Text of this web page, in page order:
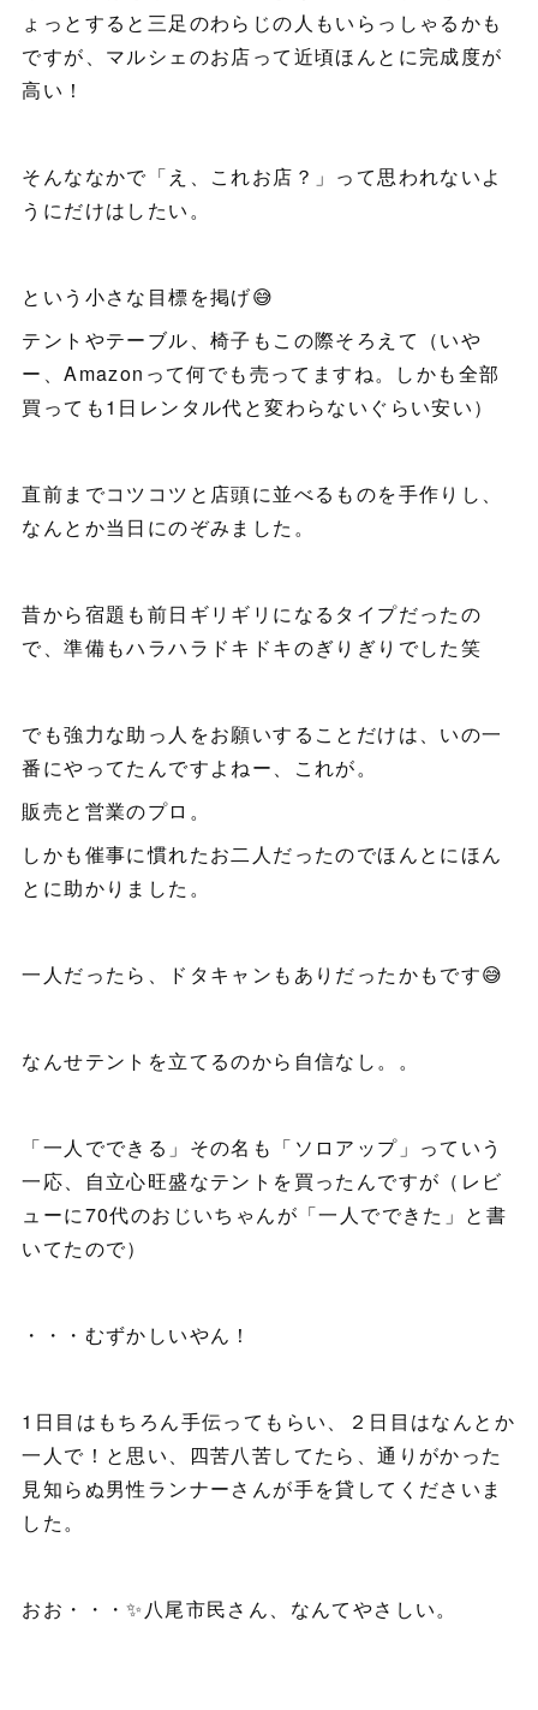
ょっとすると三足のわらじの人もいらっしゃるかも
ですが、マルシェのお店って近頃ほんとに完成度が
高い！
そんななかで「え、これお店？」って思われないよ
うにだけはしたい。
という小さな目標を掲げ😅
テントやテーブル、椅子もこの際そろえて（いや
ー、Amazonって何でも売ってますね。しかも全部
買っても1日レンタル代と変わらないぐらい安い）
直前までコツコツと店頭に並べるものを手作りし、
なんとか当日にのぞみました。
昔から宿題も前日ギリギリになるタイプだったの
で、準備もハラハラドキドキのぎりぎりでした笑
でも強力な助っ人をお願いすることだけは、いの一
番にやってたんですよねー、これが。
販売と営業のプロ。
しかも催事に慣れたお二人だったのでほんとにほん
とに助かりました。
一人だったら、ドタキャンもありだったかもです😅
なんせテントを立てるのから自信なし。。
「一人でできる」その名も「ソロアップ」っていう
一応、自立心旺盛なテントを買ったんですが（レビ
ューに70代のおじいちゃんが「一人でできた」と書
いてたので）
・・・むずかしいやん！
1日目はもちろん手伝ってもらい、２日目はなんとか
一人で！と思い、四苦八苦してたら、通りがかった
見知らぬ男性ランナーさんが手を貸してくださいま
した。
おお・・・✨八尾市民さん、なんてやさしい。